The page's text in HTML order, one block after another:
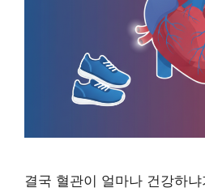
결국 혈관이 얼마나 건강하